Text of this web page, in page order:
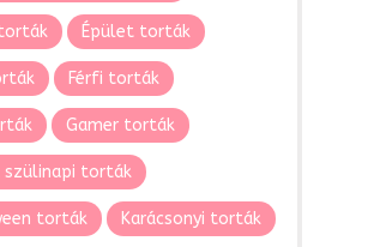
Épület torták
Férfi torták
Gamer torták
szülinapi torták
torták Karácsonyi torták